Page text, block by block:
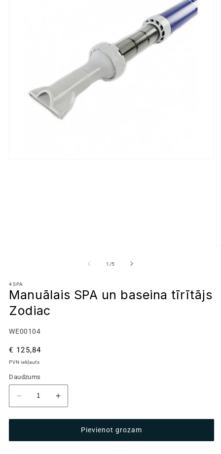
1 /no
5
4SPA
Manuālais SPA un baseina tīrītājs
Zodiac
Kods:
WE00104
Parastā
cena
€ 125,84
PVN iekļauts
Daudzums
Samazināt
daudzumu
produktam
SPA
Palielināt
daudzumu
produktam
Manuālais
SPA
Pievienot grozam